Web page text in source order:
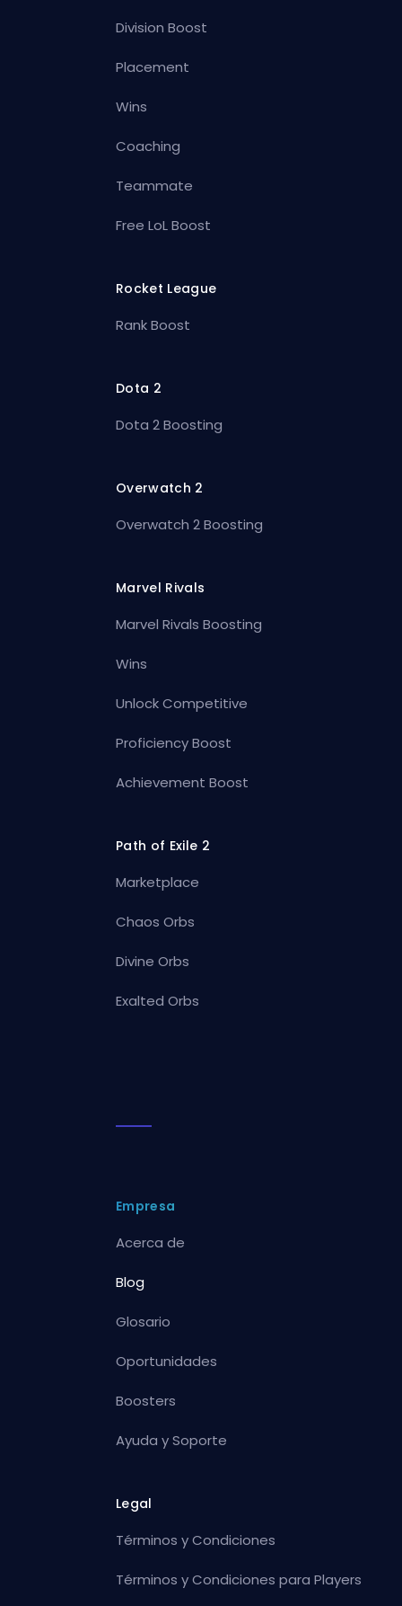
Division Boost
Placement
Wins
Coaching
Teammate
Free LoL Boost
Rocket League
Rank Boost
Dota 2
Dota 2 Boosting
Overwatch 2
Overwatch 2 Boosting
Marvel Rivals
Marvel Rivals Boosting
Wins
Unlock Competitive
Proficiency Boost
Achievement Boost
Path of Exile 2
Marketplace
Chaos Orbs
Divine Orbs
Exalted Orbs
Empresa
Acerca de
Blog
Glosario
Oportunidades
Boosters
Ayuda y Soporte
Legal
Términos y Condiciones
Términos y Condiciones para Players